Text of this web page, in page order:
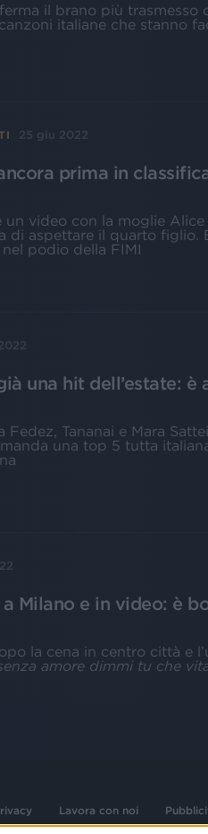
il brano più trasmesso
italiane che stanno
25 giu 2022
prima in
un video con la moglie
di aspettare il quarto figlio.
nel podio della FIMI
una hit dell’estate: è
Fedez, Tananai e Mara
una top 5 tutta
Milano e in video: è
la cena in centro città e
amore dimmi tu che
Lavora con noi